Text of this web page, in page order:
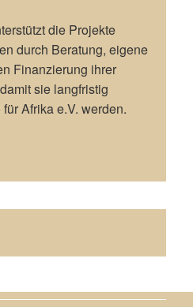
die Projekte
durch Beratung, eigene
Finanzierung ihrer
sie langfristig
Afrika e.V. werden.